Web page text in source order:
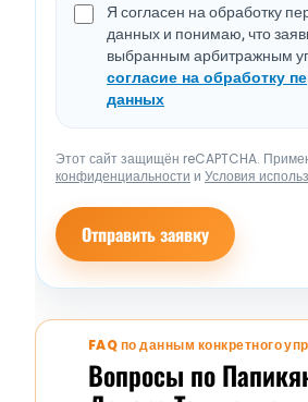
Я согласен на обработку
данных и понимаю, что
выбранным арбитражным
согласие на обработку
данных
Этот сайт защищён reCAPTCHA.
конфиденциальности и Условия
Отправить заявку
FAQ по данным конкретного
Вопросы по